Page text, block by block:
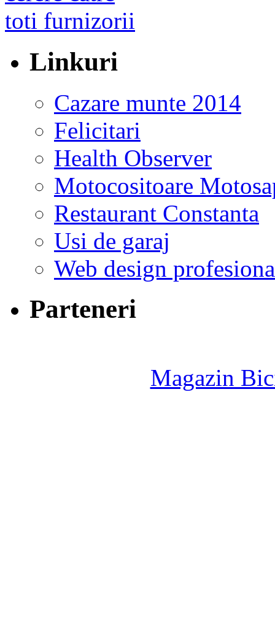
Linkuri
Cazare munte 2014
Felicitari
Health Observer
Motocositoare
Restaurant Constanta
Usi de garaj
Web design
Parteneri
Magazin